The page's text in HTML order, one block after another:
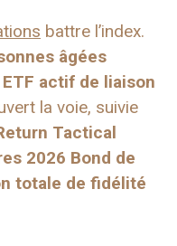
battre l’index.
âgées
actif de liaison
la voie, suivie
Tactical
2026 Bond de
totale de fidélité